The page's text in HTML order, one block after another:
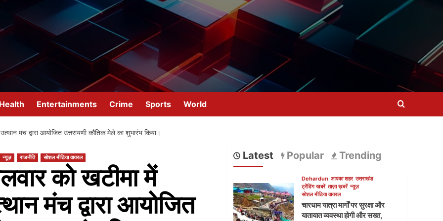
Health Entertainments Crime Sports World
मंच द्वारा आयोजित उत्तरायणी कौतिक मेले का शुभारंभ किया।
न्यूज़ राजनीति सोशल मीडिया वायरल
को खटीमा में
मंच द्वारा आयोजित
Latest Popular Trending
Dehardun आपका शहर उत्तराखंड
ट्रेंडिंग खबरें ताज़ा ख़बरें न्यूज़
सोशल मीडिया वायरल
चारधाम यात्रा मार्गों पर सुरक्षा और
यातायात व्यवस्था होगी और सख्त,